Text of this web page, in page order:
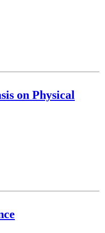
on Physical